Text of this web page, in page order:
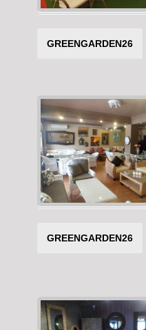
GREENGARDEN26
GREENGARDEN26